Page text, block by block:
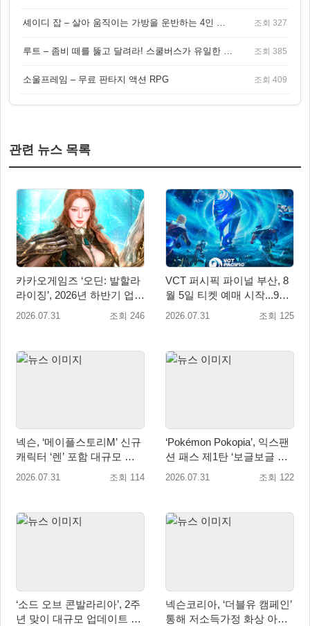
셰이디 잡 – 살아 움직이는 가방을 운반하는 4인 협동 물리 어드벤처 게임 조회 327
루트 – 좀비 떼를 뚫고 달려라! 스쿨버스가 유일한 집이 되는 4인 협동 생존 게임 조회 385
소울프레임 – 무료 판타지 액션 RPG 조회 409
관련 뉴스 목록
카카오게임즈 ‘오딘: 발할라
라이징’, 2026년 하반기 업데
이트 미리보기 공개
2026.07.31 조회 246
VCT 퍼시픽 파이널 부산, 8
월 5일 티켓 예매 시작...9월
4일 사직실내체육관서 개최
2026.07.31 조회 125
넥슨, ‘메이플스토리M’ 신규
캐릭터 ‘렌’ 포함 대규모 업
데이트 적용
2026.07.31 조회 114
‘Pokémon Pokopia’, 익스팬
션 패스 제1탄 ‘보글보글 해
저 마을’ 오는 8월 5일 배포
2026.07.31 조회 122
‘소드 오브 콘발라리아’, 2주
년 맞이 대규모 업데이트 8
넥슨코리아, ‘더블유 캠페인’
통해 저소득가정 화상 아동